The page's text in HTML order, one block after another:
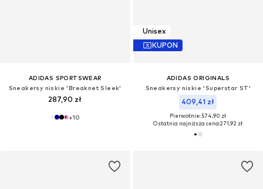
ADIDAS SPORTSWEAR
Sneakersy niskie 'Breaknet Sleek'
287,90 zł
+10
Unisex
KUPON
ADIDAS ORIGINALS
Sneakersy niskie 'Superstar ST'
409,41 zł
Pierwotnie: 574,90 zł
Ostatnia najniższa cena:271,92 zł